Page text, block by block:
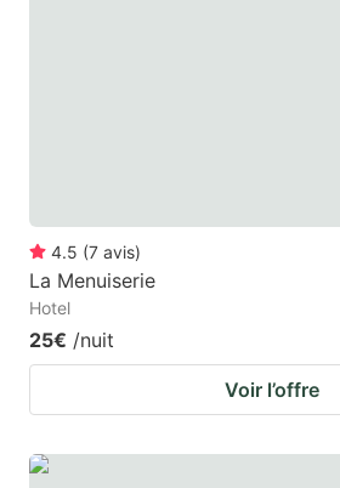
4.5 (7 avis)
La Menuiserie
Hotel
25€ /nuit
Voir l’offre